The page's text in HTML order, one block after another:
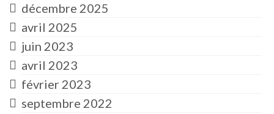
décembre 2025
avril 2025
juin 2023
avril 2023
février 2023
septembre 2022